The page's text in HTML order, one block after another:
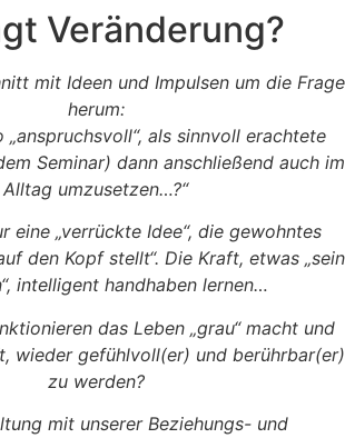
Veränderung?
mit Ideen und Impulsen um die Frage
herum:
„anspruchsvoll“, als sinnvoll erachtete
Seminar) dann anschließend auch im
Alltag umzusetzen…?“
eine „verrückte Idee“, die gewohntes
den Kopf stellt“. Die Kraft, etwas „sein
intelligent handhaben lernen…
das Leben „grau“ macht und
wieder gefühlvoll(er) und berührbar(er)
zu werden?
mit unserer Beziehungs- und